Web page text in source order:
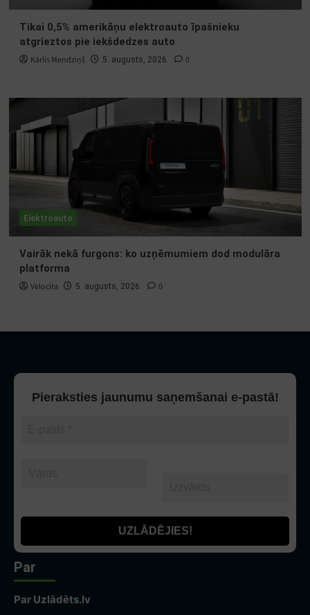
Tikai 0,5% amerikāņu elektroauto īpašnieku
atgrieztos pie iekšdedzes auto
Kārlis Mendziņš 5. augusts, 2026. 0
Elektroauto
Vairāk nekā furgons: ko uzņēmumiem dod modulāra
platforma
Velocita 5. augusts, 2026. 0
Pieraksties jaunumu saņemšanai e-pastā!
Par
Par Uzlādēts.lv